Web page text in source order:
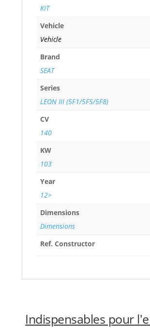
KIT
Vehicle
Vehicle
Brand
SEAT
Series
LEON III (5F1/5F5/5F8)
CV
140
KW
103
Year
12>
Dimensions
Dimensions
Ref. Constructor
Indispensables pour